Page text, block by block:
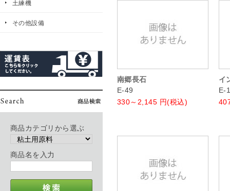
土練機
その他設備
商品カテゴリから選ぶ
商品名を入力
南郷長石
E-49
330～2,145 円(税込)
イ
E-